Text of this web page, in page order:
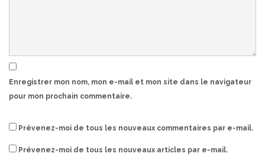
Enregistrer mon nom, mon e-mail et mon site dans le navigateur
pour mon prochain commentaire.
Prévenez-moi de tous les nouveaux commentaires par e-mail.
Prévenez-moi de tous les nouveaux articles par e-mail.